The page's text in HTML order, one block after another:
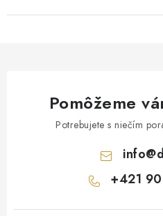
Pomôžeme
Potrebujete s niečím
info@
+421